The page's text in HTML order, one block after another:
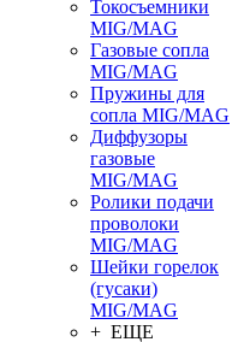
Токосъемники
MIG/MAG
Газовые сопла
MIG/MAG
Пружины для
сопла MIG/MAG
Диффузоры
газовые
MIG/MAG
Ролики подачи
проволоки
MIG/MAG
Шейки горелок
(гусаки)
MIG/MAG
+ ЕЩЕ